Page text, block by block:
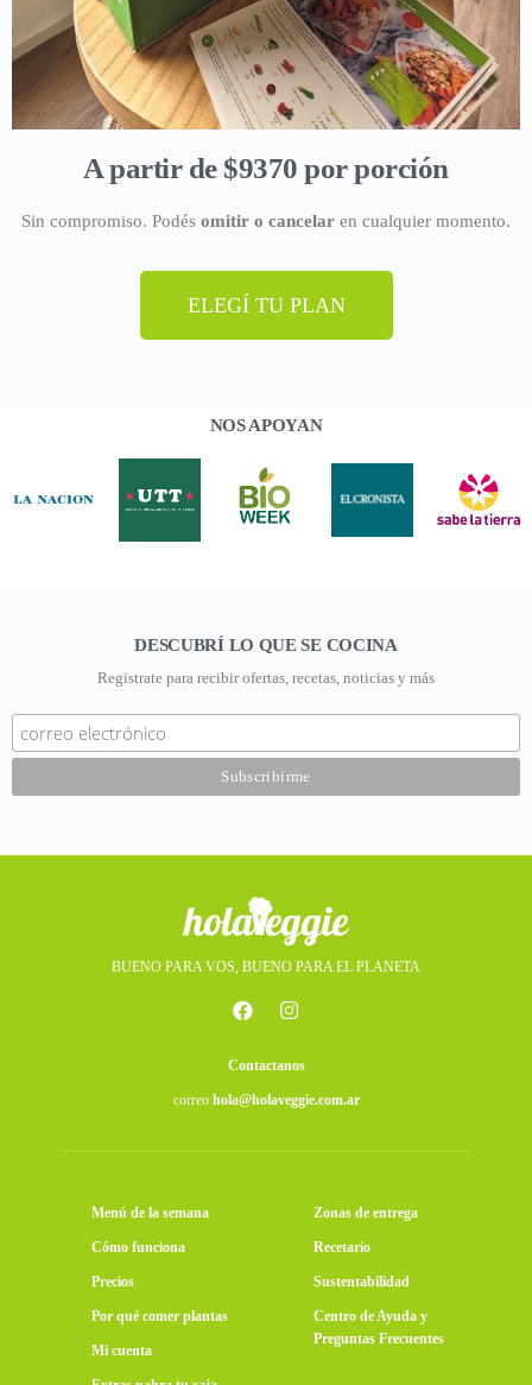
A partir de $9370 por porción
Sin compromiso. Podés omitir o cancelar en cualquier momento.
ELEGÍ TU PLAN
NOS APOYAN
DESCUBRÍ LO QUE SE COCINA
Registrate para recibir ofertas, recetas, noticias y más
BUENO PARA VOS, BUENO PARA EL PLANETA
Contactanos
correo hola@holaveggie.com.ar
Menú de la semana
Cómo funciona
Precios
Por qué comer plantas
Mi cuenta
Zonas de entrega
Recetario
Sustentabilidad
Centro de Ayuda y
Preguntas Frecuentes